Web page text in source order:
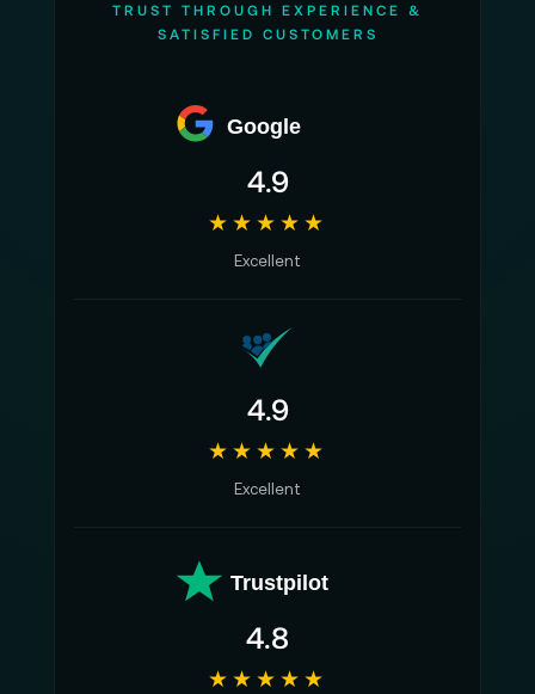
TRUST THROUGH EXPERIENCE &
SATISFIED CUSTOMERS
Google
4.9
★★★★★
Excellent
4.9
★★★★★
Excellent
Trustpilot
4.8
★★★★★